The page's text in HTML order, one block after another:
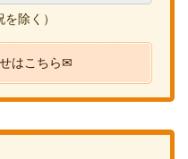
除く）
はこちら✉